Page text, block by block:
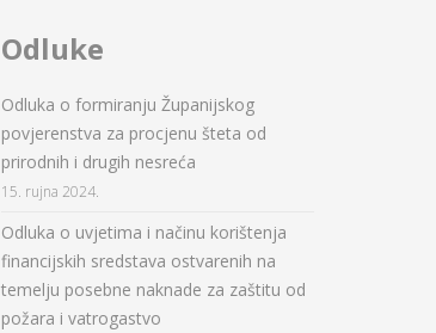
Odluke
Odluka o formiranju Županijskog
povjerenstva za procjenu šteta od
prirodnih i drugih nesreća
15. rujna 2024.
Odluka o uvjetima i načinu korištenja
financijskih sredstava ostvarenih na
temelju posebne naknade za zaštitu od
požara i vatrogastvo